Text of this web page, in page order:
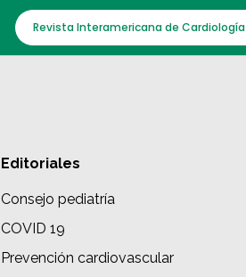
Revista Interamericana de Cardiología
Editoriales
Consejo pediatría
COVID 19
Prevención cardiovascular